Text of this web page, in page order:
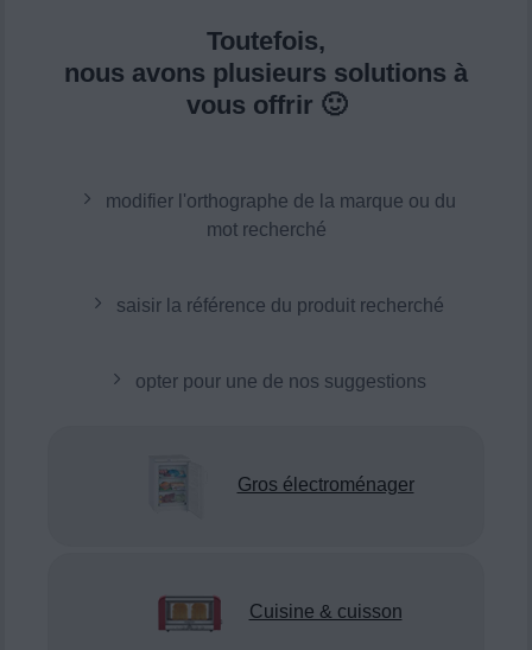
Toutefois,
nous avons plusieurs solutions à
vous offrir 🙂
modifier l'orthographe de la marque ou du
mot recherché
saisir la référence du produit recherché
opter pour une de nos suggestions
Gros électroménager
Cuisine & cuisson